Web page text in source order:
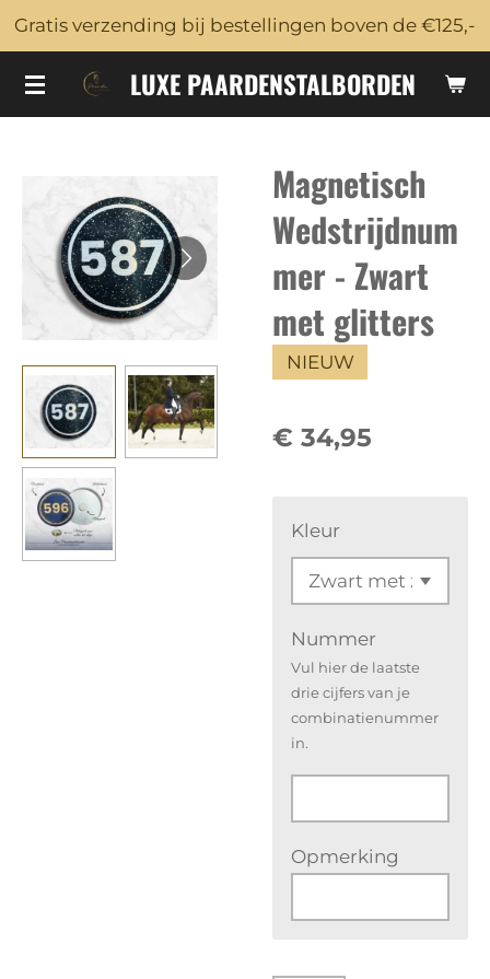
Ga
direct
naar
de
LUXE PAARDENSTALBORDEN
Gratis verzending bij bestellingen boven de €125,-
Magnetisch
Wedstrijdnum
mer - Zwart
met glitters
NIEUW
€ 34,95
Kleur
Nummer
Vul hier de laatste
drie cijfers van je
combinatienummer
in.
Opmerking